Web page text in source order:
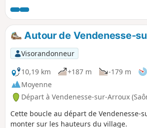
ruines du Château de Rochefort.
Autour de Vendenesse-
Visorandonneur
10,19 km
+187 m -179 m
Moyenne
Départ à Vendenesse-sur-Arroux
Cette boucle au départ de Vendenesse-
monter sur les hauteurs du village.